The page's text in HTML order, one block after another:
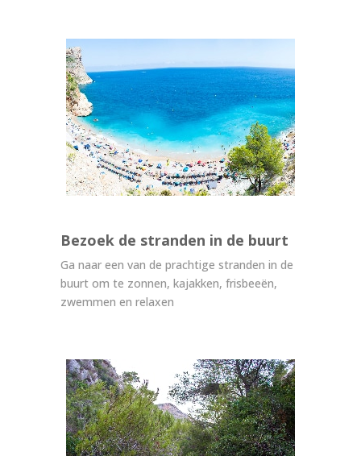
Bezoek de stranden in de buurt
Ga naar een van de prachtige stranden in de
buurt om te zonnen, kajakken, frisbeeën,
zwemmen en relaxen